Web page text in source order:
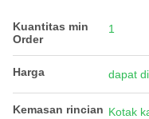
Kuantitas min
Order
1
Harga dapat
Kemasan rincian Kotak